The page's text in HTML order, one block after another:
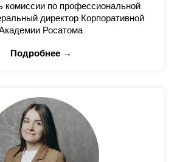
комиссии по профессиональной
директор Корпоративной
Росатома
Подробнее →